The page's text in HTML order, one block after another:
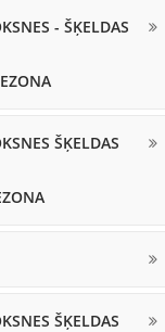
- ŠĶELDAS
ŠĶELDAS
ŠĶELDAS